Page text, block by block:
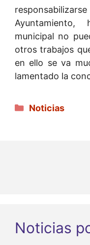
municipal no
otros trabajos
en ello se va
lamentado la
Categorías
Noticias
Noticias